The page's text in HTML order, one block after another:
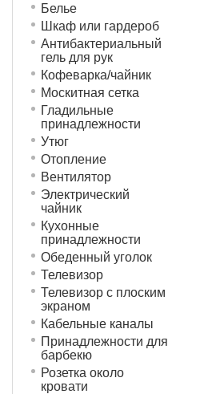
Белье
Шкаф или гардероб
Антибактериальный
гель для рук
Кофеварка/чайник
Москитная сетка
Гладильные
принадлежности
Утюг
Отопление
Вентилятор
Электрический
чайник
Кухонные
принадлежности
Обеденный уголок
Телевизор
Телевизор с плоским
экраном
Кабельные каналы
Принадлежности для
барбекю
Розетка около
кровати